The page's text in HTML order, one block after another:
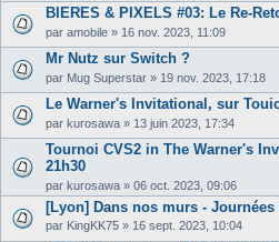
BIERES & PIXELS #03: Le Re-
par amobile » 16 nov. 2023, 11:09
Mr Nutz sur Switch ?
par Mug Superstar » 19 nov. 2023, 17:18
Le Warner's Invitational, sur
par kurosawa » 13 juin 2023, 17:34
Tournoi CVS2 in The Warner's
21h30
par kurosawa » 06 oct. 2023, 09:06
[Lyon] Dans nos murs -
par KingKK75 » 16 sept. 2023, 10:04